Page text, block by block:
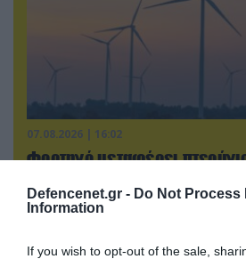
Defencenet.gr - Do Not Process
Information
If you wish to opt-out of the sale,
07.08.2026 | 16:02
Φορτηγό μεταφέρει
δένδρα! (βίντεο)